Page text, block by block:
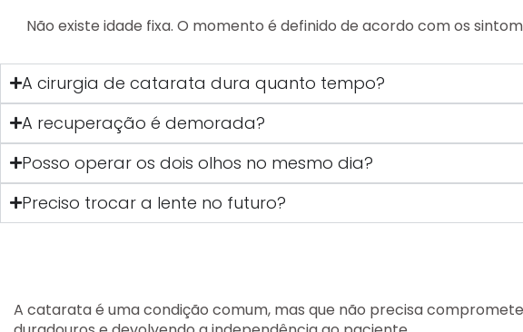
Não existe idade fixa. O momento é definido de acordo com os
A cirurgia de catarata dura quanto tempo?
A recuperação é demorada?
Posso operar os dois olhos no mesmo dia?
Preciso trocar a lente no futuro?
A catarata é uma condição comum, mas que não precisa